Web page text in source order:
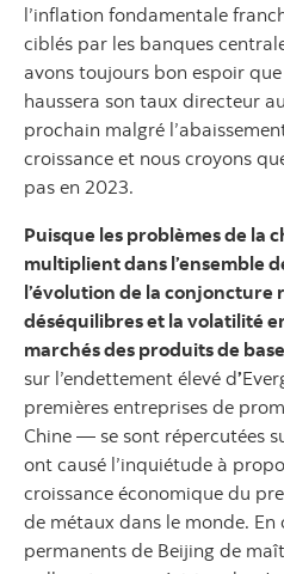
l’inflation fondamentale
ciblés par les banques
avons toujours bon espoir
haussera son taux directeur
prochain malgré
croissance et nous croyons
pas en 2023.
Puisque les problèmes de la
multiplient dans l’ensemble
l’évolution de la conjoncture
déséquilibres et la volatilité
marchés des produits de
sur l’endettement élevé d’
premières entreprises de
Chine — se sont répercutées
ont causé l’inquiétude à
croissance économique du
de métaux dans le monde. En
permanents de Beijing de